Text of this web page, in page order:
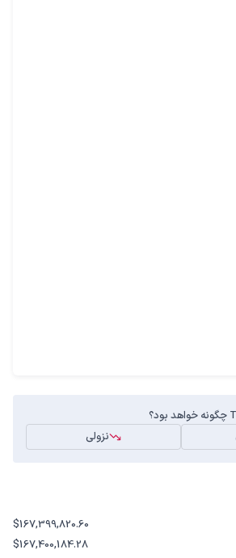
نزولی
$167,399,820.60
$167,400,184.28